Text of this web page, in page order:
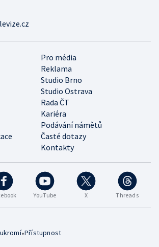
YouTube X Threads
Pro média
Reklama
Studio Brno
Studio Ostrava
Rada ČT
Kariéra
Podávání námětů
Časté dotazy
Kontakty
•Přístupnost